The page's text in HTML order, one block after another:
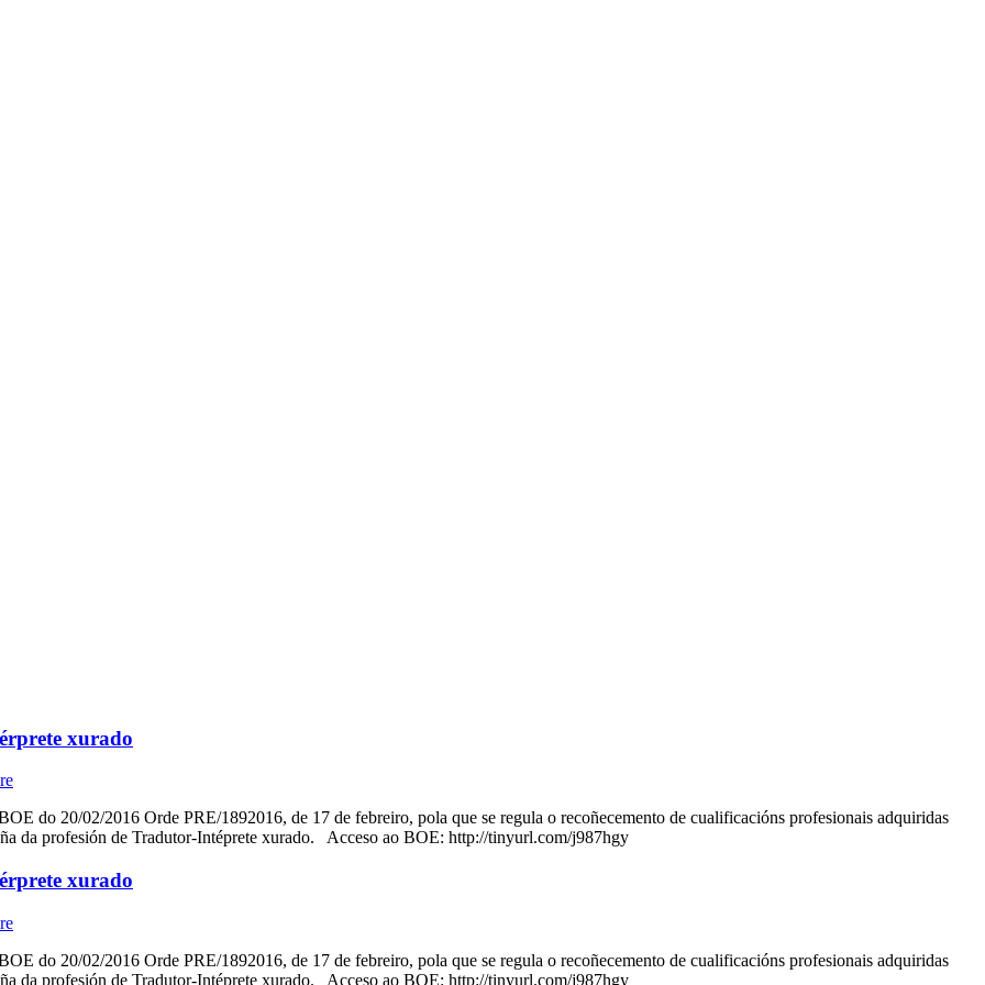
xurado
do 20/02/2016 Orde PRE/1892016, de 17 de febreiro, pola que se regula o recoñecemento de cualificacións profesionais adquiridas
da profesión de Tradutor-Intéprete xurado. Acceso ao BOE: http://tinyurl.com/j987hgy
xurado
do 20/02/2016 Orde PRE/1892016, de 17 de febreiro, pola que se regula o recoñecemento de cualificacións profesionais adquiridas
da profesión de Tradutor-Intéprete xurado. Acceso ao BOE: http://tinyurl.com/j987hgy